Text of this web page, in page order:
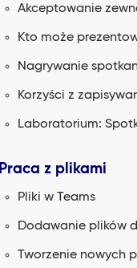
Akceptowanie
Kto może
Nagrywanie
Korzyści z
Laboratorium:
Praca z plikami
Pliki w Teams
Dodawanie plików
Tworzenie nowych